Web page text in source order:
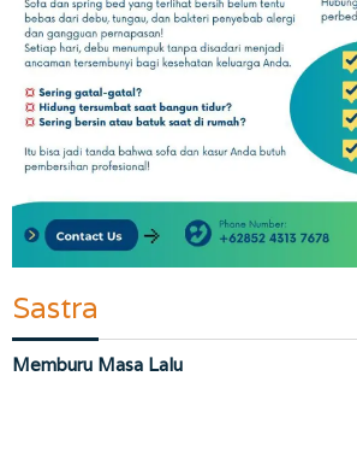
Sastra
Memburu Masa Lalu